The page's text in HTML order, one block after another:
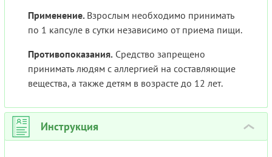
Применение. Взрослым необходимо принимать
по 1 капсуле в сутки независимо от приема пищи.
Противопоказания. Средство запрещено
принимать людям с аллергией на составляющие
вещества, а также детям в возрасте до 12 лет.
Инструкция ›